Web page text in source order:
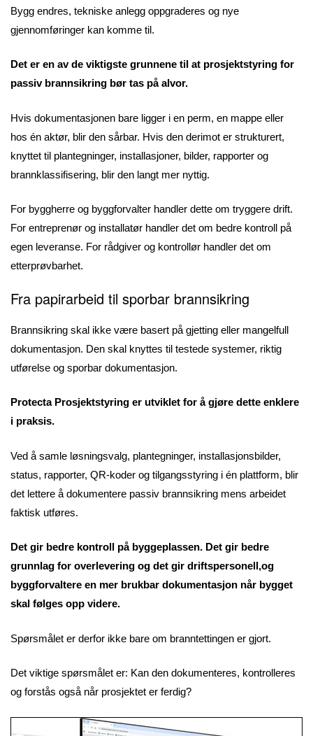
Bygg endres, tekniske anlegg oppgraderes og nye
gjennomføringer kan komme til.
Det er en av de viktigste grunnene til at prosjektstyring for
passiv brannsikring bør tas på alvor.
Hvis dokumentasjonen bare ligger i en perm, en mappe eller
hos én aktør, blir den sårbar. Hvis den derimot er strukturert,
knyttet til plantegninger, installasjoner, bilder, rapporter og
brannklassifisering, blir den langt mer nyttig.
For byggherre og byggforvalter handler dette om tryggere drift.
For entreprenør og installatør handler det om bedre kontroll på
egen leveranse. For rådgiver og kontrollør handler det om
etterprøvbarhet.
Fra papirarbeid til sporbar brannsikring
Brannsikring skal ikke være basert på gjetting eller mangelfull
dokumentasjon. Den skal knyttes til testede systemer, riktig
utførelse og sporbar dokumentasjon.
Protecta Prosjektstyring er utviklet for å gjøre dette enklere
i praksis.
Ved å samle løsningsvalg, plantegninger, installasjonsbilder,
status, rapporter, QR-koder og tilgangsstyring i én plattform, blir
det lettere å dokumentere passiv brannsikring mens arbeidet
faktisk utføres.
Det gir bedre kontroll på byggeplassen. Det gir bedre
grunnlag for overlevering og det gir driftspersonell,og
byggforvaltere en mer brukbar dokumentasjon når bygget
skal følges opp videre.
Spørsmålet er derfor ikke bare om branntettingen er gjort.
Det viktige spørsmålet er: Kan den dokumenteres, kontrolleres
og forstås også når prosjektet er ferdig?